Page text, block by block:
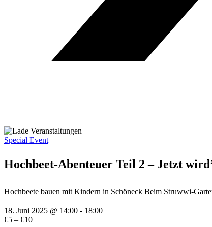
Special Event
Hochbeet-Abenteuer Teil 2 – Jetzt
Hochbeete bauen mit Kindern in Schöneck Beim Struwwi-
18. Juni 2025 @ 14:00 - 18:00
€5 – €10